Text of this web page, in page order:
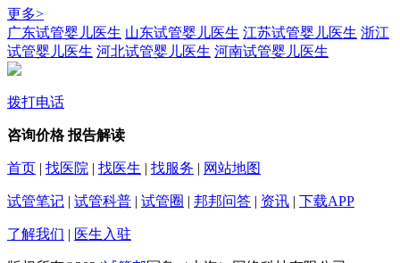
更多>
广东试管婴儿医生 山东试管婴儿医生 江苏试管婴儿医生 浙江
试管婴儿医生 河北试管婴儿医生 河南试管婴儿医生
拨打电话
咨询价格 报告解读
首页 | 找医院 | 找医生 | 找服务 | 网站地图
试管笔记 | 试管科普 | 试管圈 | 邦邦问答 | 资讯 | 下载APP
了解我们 | 医生入驻